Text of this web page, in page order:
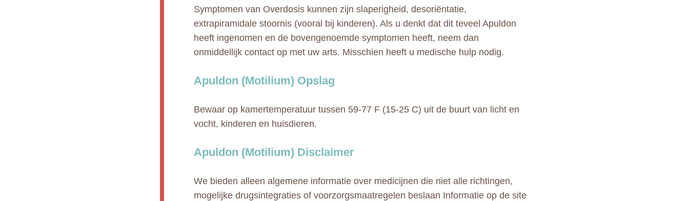
Symptomen van Overdosis kunnen zijn slaperigheid, desoriëntatie,
extrapiramidale stoornis (vooral bij kinderen). Als u denkt dat dit teveel Apuldon
heeft ingenomen en de bovengenoemde symptomen heeft, neem dan
onmiddellijk contact op met uw arts. Misschien heeft u medische hulp nodig.
Apuldon (Motilium) Opslag
Bewaar op kamertemperatuur tussen 59-77 F (15-25 C) uit de buurt van licht en
vocht, kinderen en huisdieren.
Apuldon (Motilium) Disclaimer
We bieden alleen algemene informatie over medicijnen die niet alle richtingen,
mogelijke drugsintegraties of voorzorgsmaatregelen beslaan Informatie op de site